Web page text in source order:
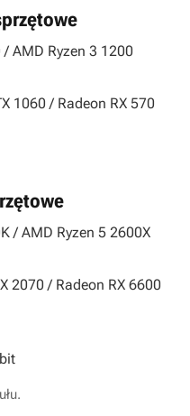
AMD Ryzen 3 1200
1060 / Radeon RX 570
/ AMD Ryzen 5 2600X
2070 / Radeon RX 6600